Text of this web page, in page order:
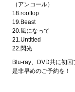
（アンコール）
18.rooftop
19.Beast
20.風になって
21.Untitled
22.閃光
Blu-ray、DVD共に初回
是非早めのご予約を！